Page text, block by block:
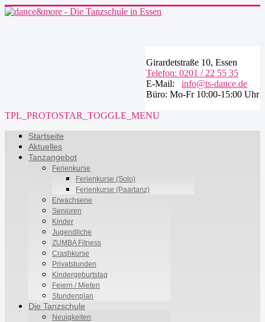
Girardetstraße 10, Essen
Telefon: 0201 / 22 55 35
E-Mail: info@ts-dance.de
Büro: Mo-Fr 10:00-15:00 Uhr
TPL_PROTOSTAR_TOGGLE_MENU
Startseite
Aktuelles
Tanzangebot
Ferienkurse
Ferienkurse (Solo)
Ferienkurse (Paartanz)
Erwachsene
Senioren
Kinder
Jugendliche
ZUMBA Fitness
Crashkurse
Privatstunden
Kindergeburtstag
Feiern / Mieten
Stundenplan
Die Tanzschule
Neuigkeiten